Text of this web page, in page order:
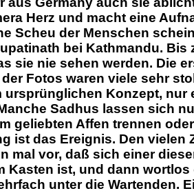
Herz und macht eine
Scheu der Menschen
bei Kathmandu.
sie nie sehen werden. Die
Fotos waren viele sehr
ursprünglichen Konzept,
Sadhus lassen sich
geliebten Affen trennen
ist das Ereignis. Den
mal vor, daß sich einer
Kasten ist, und dann
unter die Wartenden.